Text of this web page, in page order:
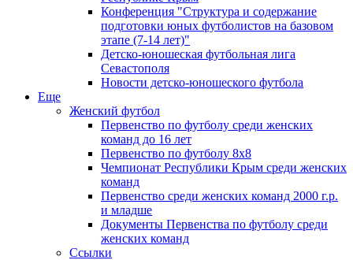
Конференция "Структура и содержание
подготовки юных футболистов на базовом
этапе (7-14 лет)"
Детско-юношеская футбольная лига
Севастополя
Новости детско-юношеского футбола
Еще
Женский футбол
Первенство по футболу среди женских
команд до 16 лет
Первенство по футболу 8х8
Чемпионат Республики Крым среди женских
команд
Первенство среди женских команд 2000 г.р.
и младше
Документы Первенства по футболу среди
женских команд
Ссылки